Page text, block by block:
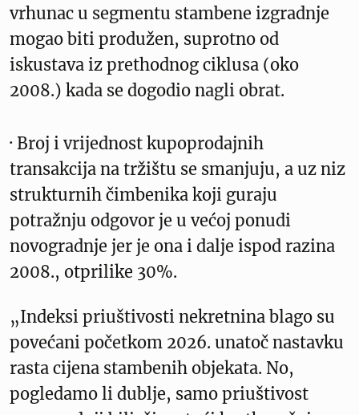
vrhunac u segmentu stambene izgradnje
mogao biti produžen, suprotno od
iskustava iz prethodnog ciklusa (oko
2008.) kada se dogodio nagli obrat.
· Broj i vrijednost kupoprodajnih
transakcija na tržištu se smanjuju, a uz niz
strukturnih čimbenika koji guraju
potražnju odgovor je u većoj ponudi
novogradnje jer je ona i dalje ispod razina
2008., otprilike 30%.
„Indeksi priuštivosti nekretnina blago su
povećani početkom 2026. unatoč nastavku
rasta cijena stambenih objekata. No,
pogledamo li dublje, samo priuštivost